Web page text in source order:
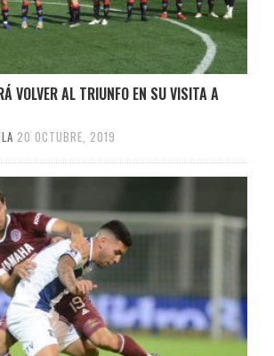
VOLVER AL TRIUNFO EN SU VISITA A
20 OCTUBRE, 2019